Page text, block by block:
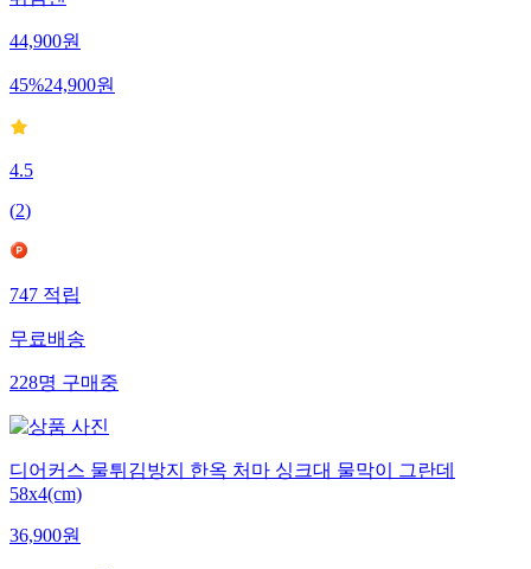
튀김팬
44,900원
45%24,900원
4.5
(2)
747적립
무료배송
228명구매중
디어커스 물튀김방지 한옥 처마 싱크대 물막이 그란데
58x4(cm)
36,900원